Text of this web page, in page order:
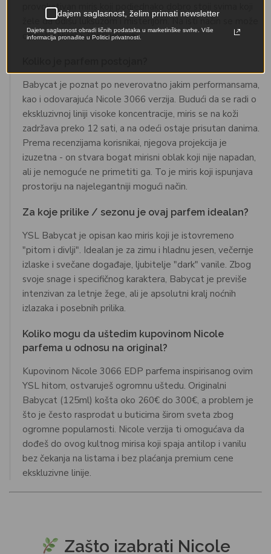
provokativan miris koji podjednako dobro stoji svima koji
žele da odišu luksuzom i misterijom. Na isti način se može
opisati i Nicole 3066 verzija.
Babycat je poznat po neverovatno jakim performansama,
kao i odovarajuća Nicole 3066 verzija. Budući da se radi o
ekskluzivnoj liniji visoke koncentracije, miris se na koži
zadržava preko 12 sati, a na odeći ostaje prisutan danima.
Prema recenzijama korisnikai, njegova projekcija je
izuzetna - on stvara bogat mirisni oblak koji nije napadan,
ali je nemoguće ne primetiti ga. To je miris koji ispunjava
prostoriju na najelegantniji mogući način.
Za koje prilike / sezonu je ovaj parfem idealan?
YSL Babycat je opisan kao miris koji je istovremeno
"pitom i divlji". Idealan je za zimu i hladnu jesen, večernje
izlaske i svečane događaje, ljubitelje "dark" vanile. Zbog
svoje snage i specifičnog karaktera, Babycat je previše
intenzivan za letnje žege, ali je apsolutni kralj noćnih
izlazaka i posebnih prilika.
Koliko mogu da uštedim kupovinom Nicole
parfema u odnosu na original?
Kupovinom Nicole 3066 EDP parfema inspirisanog ovim
YSL hitom, ostvaruješ ogromnu uštedu. Originalni
Babycat (125ml) košta oko 260€ do 300€, a problem je
što je često rasprodat u buticima širom sveta zbog
ogromne popularnosti. Nicole verzija ti omogućava da
dođeš do ovog kultnog mirisa koji spaja antilop i vanilu
bez čekanja na listama i bez plaćanja premium cene
ekskluzivne linije.
Zašto izabrati Nicole
dajem saglasnost, želim primati newsletter
Dajete saglasnost obradi ličnih podataka u marketinške svrhe. Više
informacija pronađite u Politici privatnosti.